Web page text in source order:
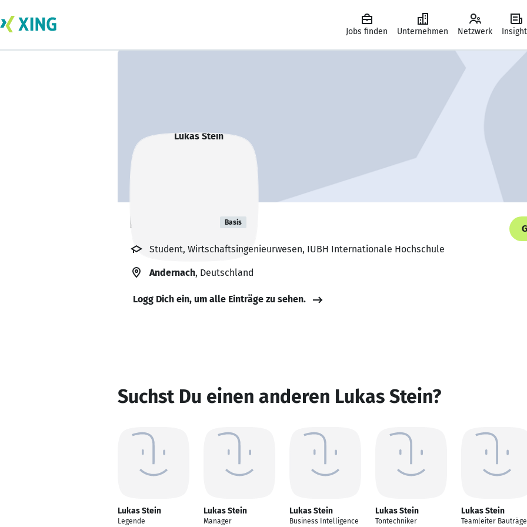
Jobs finden Unternehmen Netzwerk
Lukas Stein Basis
Student, Wirtschaftsingenieurwesen, IUBH Internationale Hochschule
Andernach, Deutschland
Logg Dich ein, um alle Einträge zu sehen.
Suchst Du einen anderen Lukas Stein?
Lukas Stein
Legende
Lukas Stein
Manager
Lukas Stein
Business Intelligence
Lukas Stein
Tontechniker
Lukas Stein
Teamleiter